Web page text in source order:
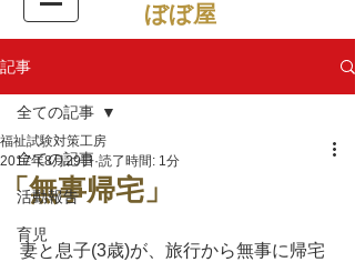
ぼぼ屋
記事
全ての記事
活動報告
育児
全ての記事
「無事帰宅」
福祉試験対策工房
2017年8月29日 読了時間: 1分
妻と息子(3歳)が、旅行から無事に帰宅